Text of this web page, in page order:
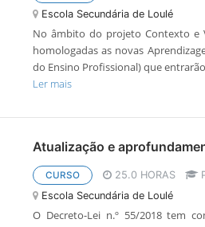
Escola Secundária de Loulé
No âmbito do projeto Contexto e
homologadas as novas
do Ensino Profissional) que
Ler mais
Atualização e
CURSO 25.0 HORAS
Escola Secundária de Loulé
O Decreto-Lei n.º 55/2018 tem